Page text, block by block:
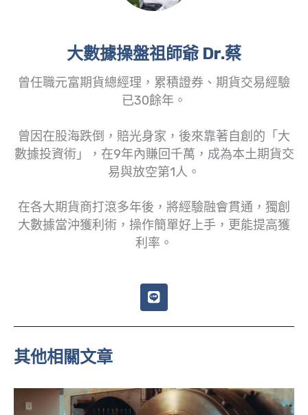
大數據操盤祖師爺 Dr.蔡
曾任職元富期貨總經理，累積證券、期貨交易經驗
已30餘年。
曾因在股海跌倒，賠光身家，後來靠著自創的「大
數據投資術」，在9年內賺回千萬，成為本土期貨交
易與放空第1人。
在各大期貨商打滾多年後，將經驗融會貫通，獨創
大數據當沖獲利術，操作簡單好上手，更能提高獲
利率。
L
i
e
其他相關文章